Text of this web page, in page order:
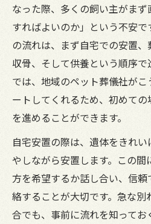
なった際、多くの飼い主がま
すればよいのか」という不安
の流れは、まず自宅での安置、
収骨、そして供養という順序
では、地域のペット葬儀社が
ートしてくれるため、初めて
を進めることができます。
自宅安置の際は、遺体をきれ
やしながら安置します。この間
方を希望するか話し合い、信
絡することが大切です。急な
合でも、事前に流れを知ってお